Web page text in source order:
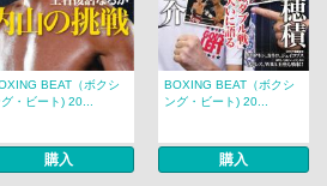
BEAT（ボクシ
グ・ビート) 20...
購入
BOXING BEAT（ボクシ
ング・ビート) 20...
購入